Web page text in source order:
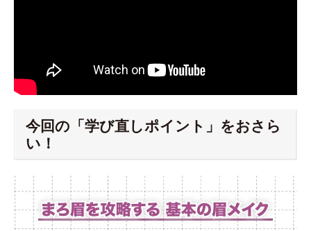
今回の「学び直しポイント」をおさら
い！